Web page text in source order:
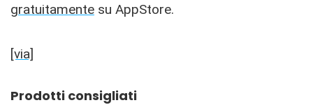
gratuitamente su AppStore.
[via]
Prodotti consigliati